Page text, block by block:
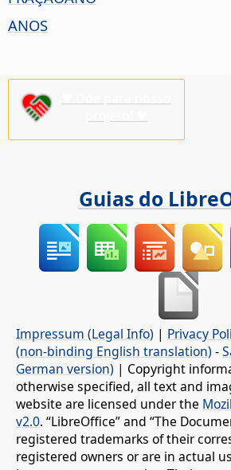
ANOS
Guias do
Impressum (Legal Info) | Privacy
(non-binding English translation) -
German version) | Copyright
otherwise specified, all text and
website are licensed under the
v2.0. “LibreOffice” and “The
registered trademarks of their
registered owners or are in actual